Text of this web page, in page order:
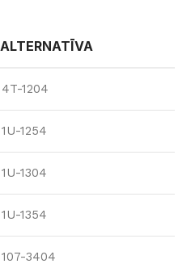
ALTERNATĪVA
4T-1204
1U-1254
1U-1304
1U-1354
107-3404